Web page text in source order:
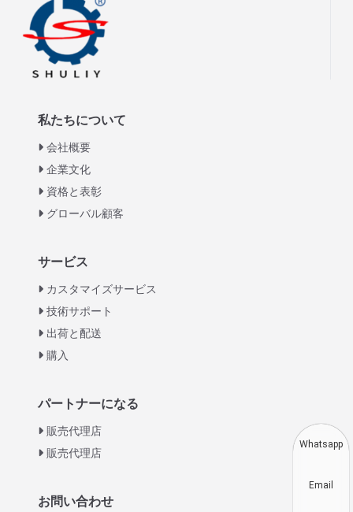
私たちについて
会社概要
企業文化
資格と表彰
グローバル顧客
サービス
カスタマイズサービス
技術サポート
出荷と配送
購入
パートナーになる
販売代理店
販売代理店
お問い合わせ
Vietnamese
Thai
Turkish
Swahili
Urdu
Greek
Italian
Whatsapp
Email